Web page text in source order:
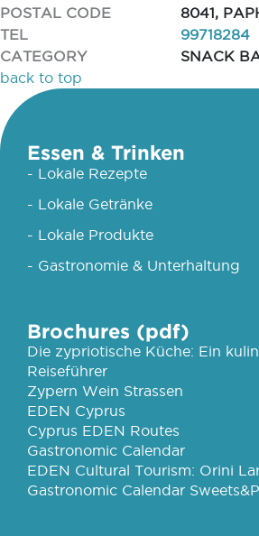
POSTAL CODE
8041,
TEL
99718284
CATEGORY
SNACK
back to top
Essen & Trinken
- Lokale Rezepte
- Lokale Getränke
- Lokale Produkte
- Gastronomie & Unterhaltung
Brochures (pdf)
Die zypriotische Küche: Ein
Reiseführer
Zypern Wein Strassen
EDEN Cyprus
Cyprus EDEN Routes
Gastronomic Calendar
EDEN Cultural Tourism: Orini
Gastronomic Calendar